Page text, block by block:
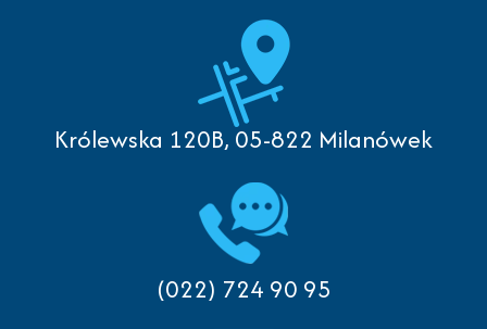
Królewska 120B, 05-822 Milanówek
(022) 724 90 95